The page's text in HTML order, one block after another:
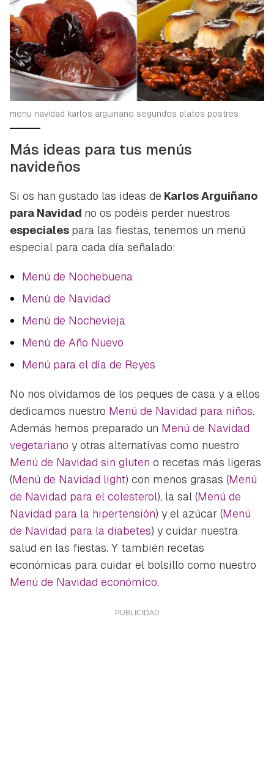
menu navidad karlos arguinano segundos platos postres
Más ideas para tus menús
navideños
Si os han gustado las ideas de Karlos Arguiñano
para Navidad no os podéis perder nuestros
especiales para las fiestas, tenemos un menú
especial para cada día señalado:
Menú de Nochebuena
Menú de Navidad
Menú de Nochevieja
Menú de Año Nuevo
Menú para el día de Reyes
No nos olvidamos de los peques de casa y a ellos
dedicamos nuestro Menú de Navidad para niños.
Además hemos preparado un Menú de Navidad
vegetariano y otras alternativas como nuestro
Menú de Navidad sin gluten o recetas más ligeras
(Menú de Navidad light) con menos grasas (Menú
de Navidad para el colesterol), la sal (Menú de
Navidad para la hipertensión) y el azúcar (Menú
de Navidad para la diabetes) y cuidar nuestra
salud en las fiestas. Y también recetas
económicas para cuidar el bolsillo como nuestro
Menú de Navidad económico.